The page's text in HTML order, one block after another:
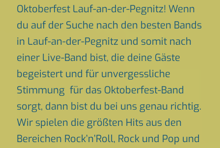
Oktoberfest Lauf-an-der-Pegnitz! Wenn
du auf der Suche nach den besten Bands
in Lauf-an-der-Pegnitz und somit nach
einer Live-Band bist, die deine Gäste
begeistert und für unvergessliche
Stimmung für das Oktoberfest-Band
sorgt, dann bist du bei uns genau richtig.
Wir spielen die größten Hits aus den
Bereichen Rock’n’Roll, Rock und Pop und